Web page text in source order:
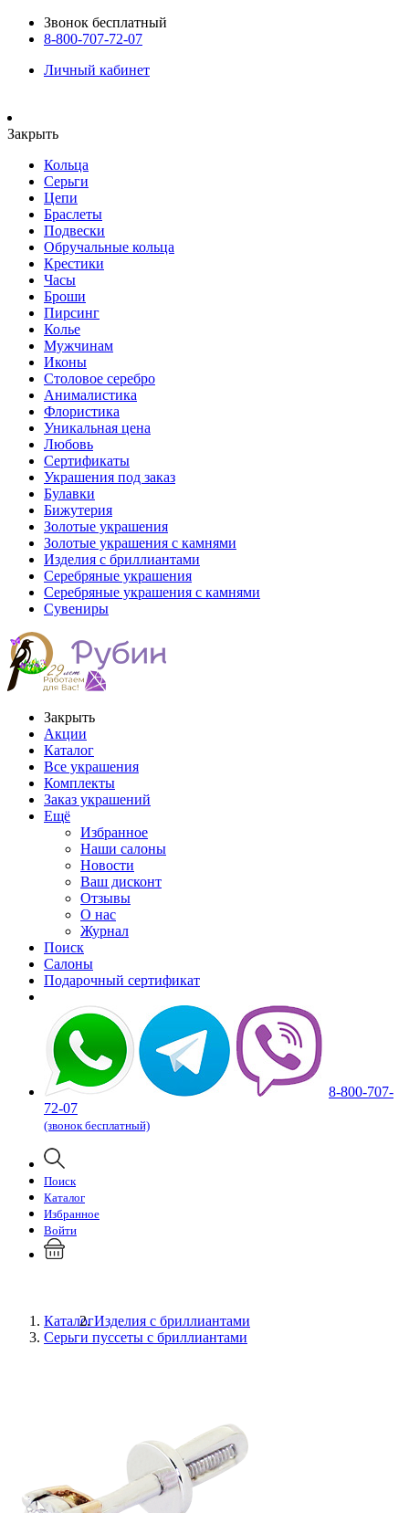
Звонок бесплатный
8-800-707-72-07
Личный кабинет
Закрыть
Кольца
Серьги
Цепи
Браслеты
Подвески
Обручальные кольца
Крестики
Часы
Броши
Пирсинг
Колье
Мужчинам
Иконы
Столовое серебро
Анималистика
Флористика
Уникальная цена
Любовь
Сертификаты
Украшения под заказ
Булавки
Бижутерия
Золотые украшения
Золотые украшения с камнями
Изделия с бриллиантами
Серебряные украшения
Серебряные украшения с камнями
Сувениры
Закрыть
Акции
Каталог
Все украшения
Комплекты
Заказ украшений
Ещё
Избранное
Наши салоны
Новости
Ваш дисконт
Отзывы
О нас
Журнал
Поиск
Салоны
Подарочный сертификат
8-800-707-
72-07
(звонок бесплатный)
Поиск
Каталог
Избранное
Войти
КаталогИзделия с бриллиантами
Серьги пуссеты с бриллиантами